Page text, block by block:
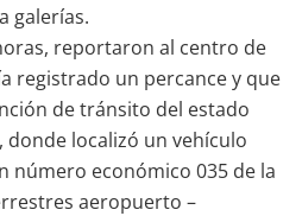
galerías.
reportaron al centro de
registrado un percance y que
de tránsito del estado
donde localizó un vehículo
número económico 035 de la
aeropuerto –